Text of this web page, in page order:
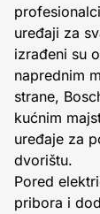
uređaji za
izrađeni su
naprednim
strane,
kućnim
uređaje za
dvorištu.
Pored
pribora i